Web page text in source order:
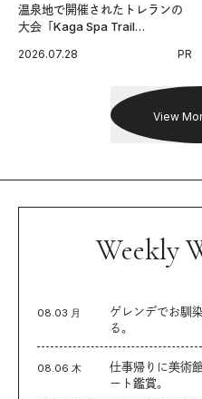
温泉地で開催されたトレランの
大会「Kaga Spa Trail
戦を夢見るランナーたちの奮闘
2026.07.28 PR
View
Weekly
08.03 月
ゲレンデでお馴
る。
08.06 木
仕事帰りに美術
ート鑑賞。